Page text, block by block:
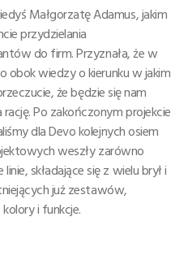
Małgorzatę Adamus, jakim
przydzielania
do firm. Przyznała, że w
obok wiedzy o kierunku w jakim
że będzie się nam
Po zakończonym projekcie
dla Devo kolejnych osiem
weszły zarówno
składające się z wielu brył i
już zestawów,
i funkcje.